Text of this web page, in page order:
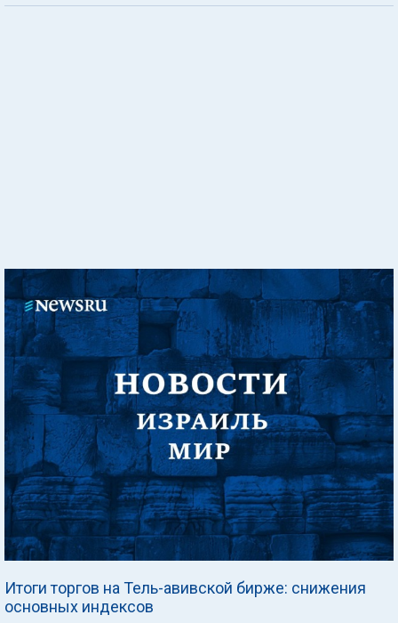
Итоги торгов на Тель-авивской бирже: снижения
основных индексов